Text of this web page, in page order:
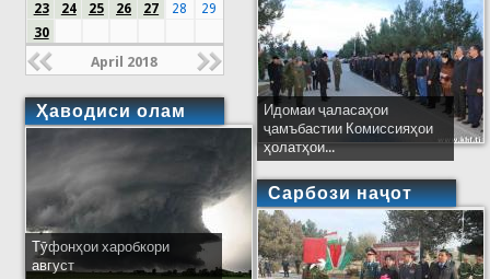
23
24 25 26 27 28
29
30
April 2018
Ҳаводиси олам
Тӯфонҳои харобкори
август
Идомаи ҷаласаҳои
ҷамъбастии Комиссияҳои
ҳолатҳои...
Сарбози наҷот